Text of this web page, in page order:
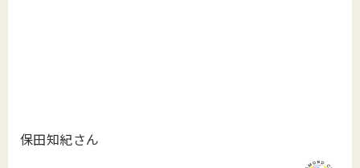
保田知紀さん